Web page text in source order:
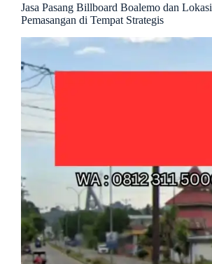
Jasa Pasang Billboard Boalemo dan Lokasi
Pemasangan di Tempat Strategis